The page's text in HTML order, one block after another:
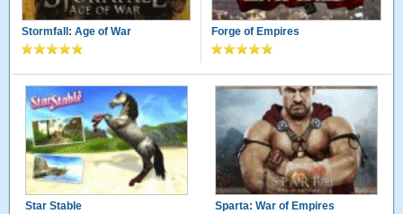
Stormfall: Age of War Forge of Empires
Star Stable Sparta: War of Empires